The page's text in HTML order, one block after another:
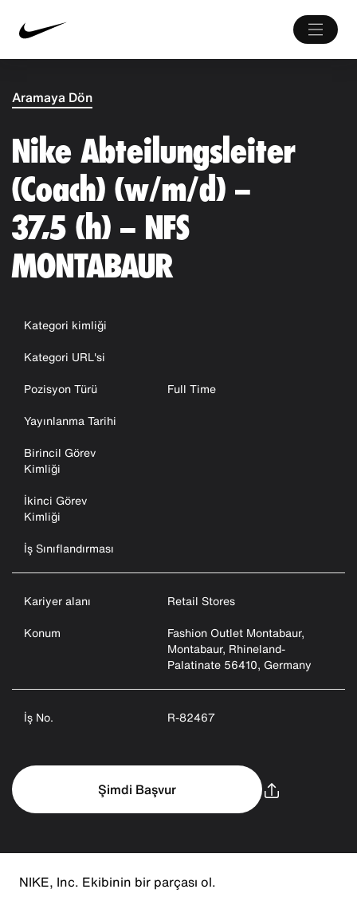
Aramaya Dön
Nike Abteilungsleiter
(Coach) (w/m/d) –
37,5 (h) – NFS
MONTABAUR
Kategori kimliği
Kategori URL'si
Pozisyon Türü
Full Time
Yayınlanma Tarihi
Birincil Görev
Kimliği
İkinci Görev
Kimliği
İş Sınıflandırması
Kariyer alanı
Retail Stores
Konum
Fashion Outlet Montabaur,
Montabaur, Rhineland-
Palatinate 56410, Germany
İş No. R-82467
Şimdi Başvur
NIKE, Inc. Ekibinin bir parçası ol.